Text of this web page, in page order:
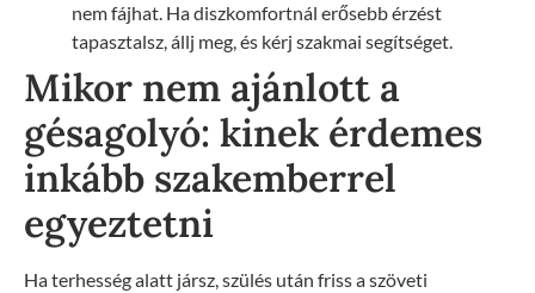
nem fájhat. Ha diszkomfortnál erősebb érzést
tapasztalsz, állj meg, és kérj szakmai segítséget.
Mikor nem ajánlott a
gésagolyó: kinek érdemes
inkább szakemberrel
egyeztetni
Ha terhesség alatt jársz, szülés után friss a szöveti